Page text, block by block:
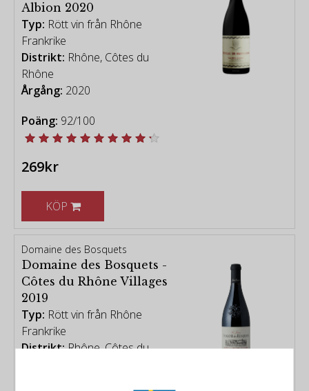
Albion 2020
Typ: Rött vin från Rhône
Frankrike
Distrikt: Rhône, Côtes du
Rhône
Årgång: 2020
Poäng: 92/100
269kr
KÖP
Domaine des Bosquets
Domaine des Bosquets -
Côtes du Rhône Villages
2019
Typ: Rött vin från Rhône
Frankrike
Distrikt:Rhône, Côtes du